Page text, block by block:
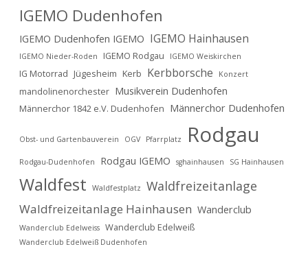
IGEMO Dudenhofen
IGEMO Dudenhofen IGEMO IGEMO Hainhausen
IGEMO Nieder-Roden IGEMO Rodgau IGEMO Weiskirchen
IG Motorrad Jügesheim Kerb Kerbborsche Konzert
mandolinenorchester Musikverein Dudenhofen
Männerchor 1842 e.V. Dudenhofen Männerchor Dudenhofen
Obst- und Gartenbauverein OGV Pfarrplatz Rodgau
Rodgau-Dudenhofen Rodgau IGEMO sghainhausen SG Hainhausen
Waldfest Waldfestplatz Waldfreizeitanlage
Waldfreizeitanlage Hainhausen Wanderclub
Wanderclub Edelweiss Wanderclub Edelweiß
Wanderclub Edelweiß Dudenhofen